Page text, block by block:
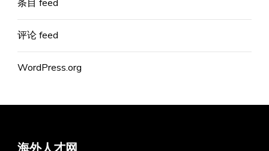
条目 feed
评论 feed
WordPress.org